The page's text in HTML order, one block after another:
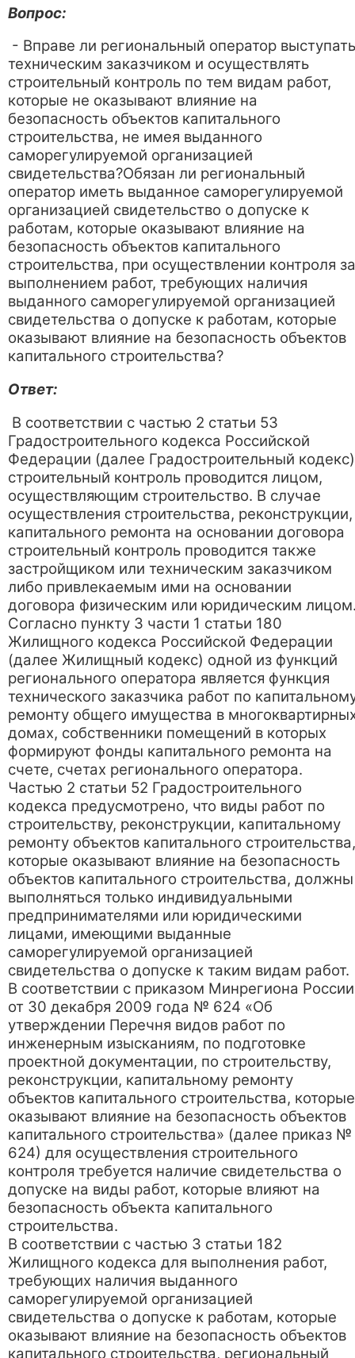
Вопрос:
- Вправе ли региональный оператор выступать
техническим заказчиком и осуществлять
строительный контроль по тем видам работ,
которые не оказывают влияние на
безопасность объектов капитального
строительства, не имея выданного
саморегулируемой организацией
свидетельства?Обязан ли региональный
оператор иметь выданное саморегулируемой
организацией свидетельство о допуске к
работам, которые оказывают влияние на
безопасность объектов капитального
строительства, при осуществлении контроля за
выполнением работ, требующих наличия
выданного саморегулируемой организацией
свидетельства о допуске к работам, которые
оказывают влияние на безопасность объектов
капитального строительства?
Ответ:
В соответствии с частью 2 статьи 53
Градостроительного кодекса Российской
Федерации (далее Градостроительный кодекс)
строительный контроль проводится лицом,
осуществляющим строительство. В случае
осуществления строительства, реконструкции,
капитального ремонта на основании договора
строительный контроль проводится также
застройщиком или техническим заказчиком
либо привлекаемым ими на основании
договора физическим или юридическим
Согласно пункту 3 части 1 статьи 180
Жилищного кодекса Российской Федерации
(далее Жилищный кодекс) одной из функций
регионального оператора является функция
технического заказчика работ по
ремонту общего имущества в
домах, собственники помещений в которых
формируют фонды капитального ремонта на
счете, счетах регионального оператора.
Частью 2 статьи 52 Градостроительного
кодекса предусмотрено, что виды работ по
строительству, реконструкции, капитальному
ремонту объектов капитального строительства,
которые оказывают влияние на безопасность
объектов капитального строительства, должны
выполняться только индивидуальными
предпринимателями или юридическими
лицами, имеющими выданные
саморегулируемой организацией
свидетельства о допуске к таким видам работ.
В соответствии с приказом Минрегиона России
от 30 декабря 2009 года № 624 «Об
утверждении Перечня видов работ по
инженерным изысканиям, по подготовке
проектной документации, по строительству,
реконструкции, капитальному ремонту
объектов капитального строительства, которые
оказывают влияние на безопасность объектов
капитального строительства» (далее приказ №
624) для осуществления строительного
контроля требуется наличие свидетельства о
допуске на виды работ, которые влияют на
безопасность объекта капитального
строительства.
В соответствии с частью 3 статьи 182
Жилищного кодекса для выполнения работ,
требующих наличия выданного
саморегулируемой организацией
свидетельства о допуске к работам, которые
оказывают влияние на безопасность объектов
капитального строительства, региональный